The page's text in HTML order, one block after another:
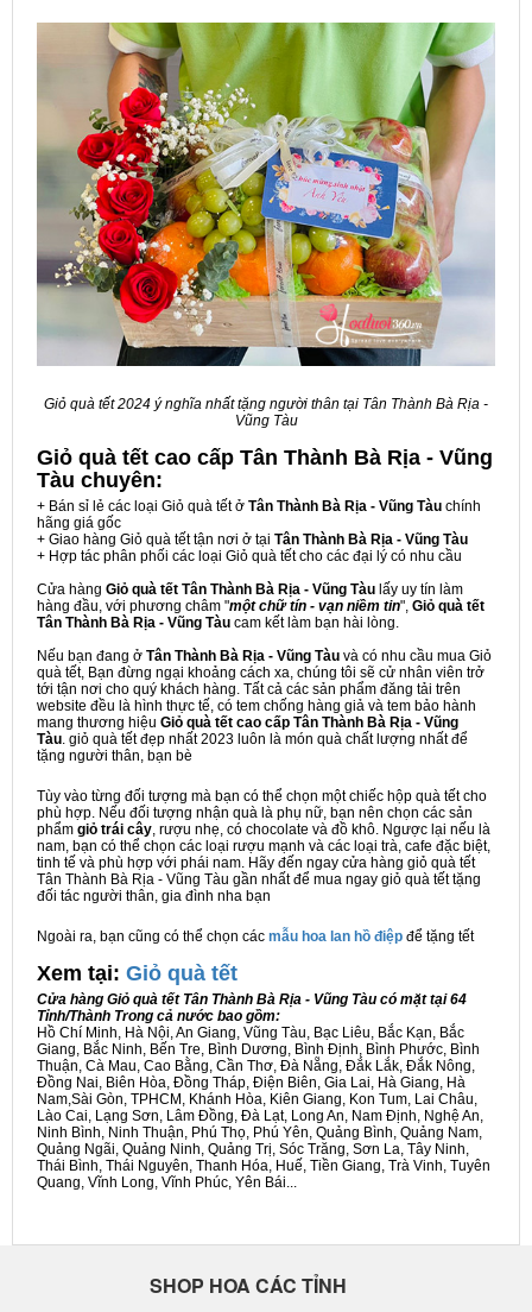
Giỏ quà tết 2024 ý nghĩa nhất tặng người thân tại Tân Thành Bà Rịa -
Vũng Tàu
Giỏ quà tết cao cấp Tân Thành Bà Rịa - Vũng
Tàu chuyên:
+ Bán sỉ lẻ các loại Giỏ quà tết ở Tân Thành Bà Rịa - Vũng Tàu chính
hãng giá gốc
+ Giao hàng Giỏ quà tết tận nơi ở tại Tân Thành Bà Rịa - Vũng Tàu
+ Hợp tác phân phối các loại Giỏ quà tết cho các đại lý có nhu cầu
Cửa hàng Giỏ quà tết Tân Thành Bà Rịa - Vũng Tàu lấy uy tín làm
hàng đầu, với phương châm "một chữ tín - vạn niềm tin", Giỏ quà tết
Tân Thành Bà Rịa - Vũng Tàu cam kết làm bạn hài lòng.
Nếu bạn đang ở Tân Thành Bà Rịa - Vũng Tàu và có nhu cầu mua Giỏ
quà tết, Bạn đừng ngại khoảng cách xa, chúng tôi sẽ cử nhân viên trở
tới tận nơi cho quý khách hàng. Tất cả các sản phẩm đăng tải trên
website đều là hình thực tế, có tem chống hàng giả và tem bảo hành
mang thương hiệu Giỏ quà tết cao cấp Tân Thành Bà Rịa - Vũng
Tàu. giỏ quà tết đẹp nhất 2023 luôn là món quà chất lượng nhất để
tặng người thân, bạn bè
Tùy vào từng đối tượng mà bạn có thể chọn một chiếc hộp quà tết cho
phù hợp. Nếu đối tượng nhận quà là phụ nữ, bạn nên chọn các sản
phẩm giỏ trái cây, rượu nhẹ, có chocolate và đồ khô. Ngược lại nếu là
nam, bạn có thể chọn các loại rượu mạnh và các loại trà, cafe đặc biệt,
tinh tế và phù hợp với phái nam. Hãy đến ngay cửa hàng giỏ quà tết
Tân Thành Bà Rịa - Vũng Tàu gần nhất để mua ngay giỏ quà tết tặng
đối tác người thân, gia đình nha bạn
Ngoài ra, bạn cũng có thể chọn các mẫu hoa lan hồ điệp để tặng tết
Xem tại: Giỏ quà tết
Cửa hàng Giỏ quà tết Tân Thành Bà Rịa - Vũng Tàu có mặt tại 64
Tỉnh/Thành Trong cả nước bao gồm:
Hồ Chí Minh, Hà Nội, An Giang, Vũng Tàu, Bạc Liêu, Bắc Kạn, Bắc
Giang, Bắc Ninh, Bến Tre, Bình Dương, Bình Định, Bình Phước, Bình
Thuận, Cà Mau, Cao Bằng, Cần Thơ, Đà Nẵng, Đắk Lắk, Đắk Nông,
Đồng Nai, Biên Hòa, Đồng Tháp, Điện Biên, Gia Lai, Hà Giang, Hà
Nam,Sài Gòn, TPHCM, Khánh Hòa, Kiên Giang, Kon Tum, Lai Châu,
Lào Cai, Lạng Sơn, Lâm Đồng, Đà Lạt, Long An, Nam Định, Nghệ An,
Ninh Bình, Ninh Thuận, Phú Thọ, Phú Yên, Quảng Bình, Quảng Nam,
Quảng Ngãi, Quảng Ninh, Quảng Trị, Sóc Trăng, Sơn La, Tây Ninh,
Thái Bình, Thái Nguyên, Thanh Hóa, Huế, Tiền Giang, Trà Vinh, Tuyên
Quang, Vĩnh Long, Vĩnh Phúc, Yên Bái...
SHOP HOA CÁC TỈNH